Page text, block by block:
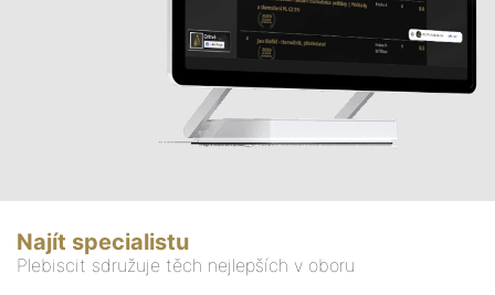
Najít specialistu
Plebiscit sdružuje těch nejlepších v oboru